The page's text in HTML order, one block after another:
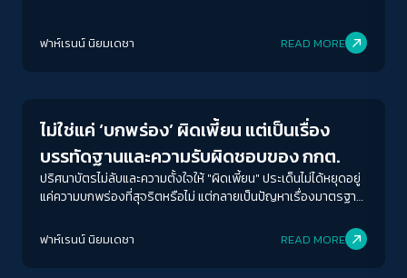
ฟาห์เรนน์ นิยมเดชา READ MORE
ไม่ใช่แค่ ‘บกพร่อง’ ผิดเพี้ยน แต่เป็นเรื่อง
บรรทัดฐานและความรับผิดชอบของ กกต.
ปริศนาบัตรไม่ลับและความตั้งใจให้ "ผิดเพี้ยน" ประเด็นไม่ได้หยุดอยู่
แค่ความบกพร่องที่สุจริตหรือไม่ แต่กลายเป็นปัญหาเรื่องมาตรฐาน
ฟาห์เรนน์ นิยมเดชา READ MORE